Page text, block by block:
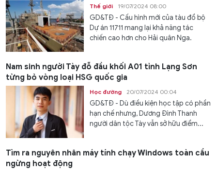
Thế giới 19/07/2024 08:00
GD&TĐ - Cấu hình mới của tàu đổ bộ
Dự án 11711 mang lại khả năng tác
chiến cao hơn cho Hải quân Nga.
Nam sinh người Tày đỗ đầu khối A01 tỉnh Lạng Sơn
từng bỏ vòng loại HSG quốc gia
Học đường 20/07/2024 00:04
GD&TĐ - Dù điều kiện học tập có phần
hạn chế nhưng, Dương Đình Thanh
người dân tộc Tày vẫn sở hữu điểm...
Tìm ra nguyên nhân máy tính chạy Windows toàn cầu
ngừng hoạt động